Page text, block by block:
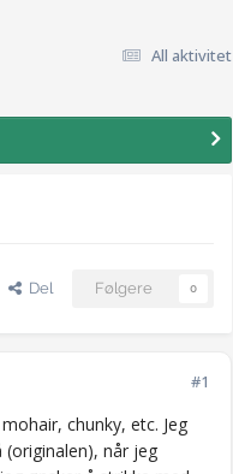
All aktivitet
Del Følgere 0
#1
chunky, etc. Jeg
når jeg